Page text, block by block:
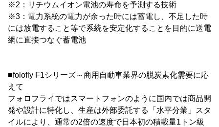
※2：リチウムイオン電池の寿命を予測する技術
※3：電力系統の電力が余った時には蓄電し、不足した時
には放電すること等で系統を安定化することを目的に送電
網に直接つなぐ蓄電池
■folofly F1シリーズ～商用自動車業界の脱炭素化需要に応
えて
フォロフライではスマートフォンのように国内では商品開
発や設計に特化し、生産は外部委託する「水平分業」スタ
イルにより、通常の2倍の速度で日本初の積載量1トン級